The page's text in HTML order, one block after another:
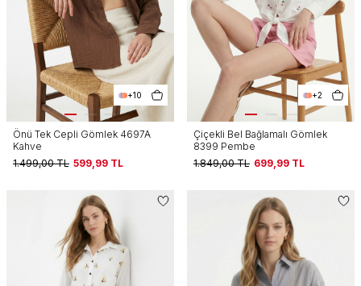
+10
Önü Tek Cepli Gömlek 4697A
Kahve
1.499,00TL 599,99 TL
+2
Çiçekli Bel Bağlamalı Gömlek
8399 Pembe
1.849,00TL 699,99 TL